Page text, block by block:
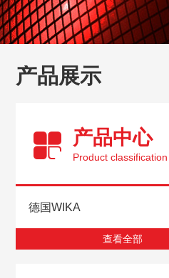
产品展示
产品中心
Product classification
德国WIKA
查看全部